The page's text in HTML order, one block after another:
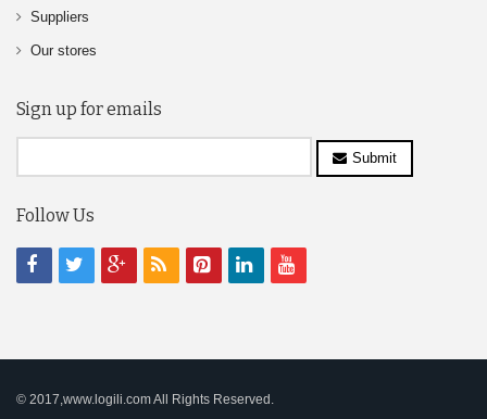
Suppliers
Our stores
Sign up for emails
Submit
Follow Us
© 2017,www.logili.com All Rights Reserved.